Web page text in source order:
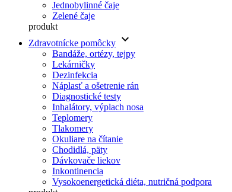
Jednobylinné čaje
Zelené čaje
produkt
Zdravotnícke pomôcky keyboard_arrow_down
Bandáže, ortézy, tejpy
Lekárničky
Dezinfekcia
Náplasť a ošetrenie rán
Diagnostické testy
Inhalátory, výplach nosa
Teplomery
Tlakomery
Okuliare na čítanie
Chodidlá, päty
Dávkovače liekov
Inkontinencia
Vysokoenergetická diéta, nutričná podpora